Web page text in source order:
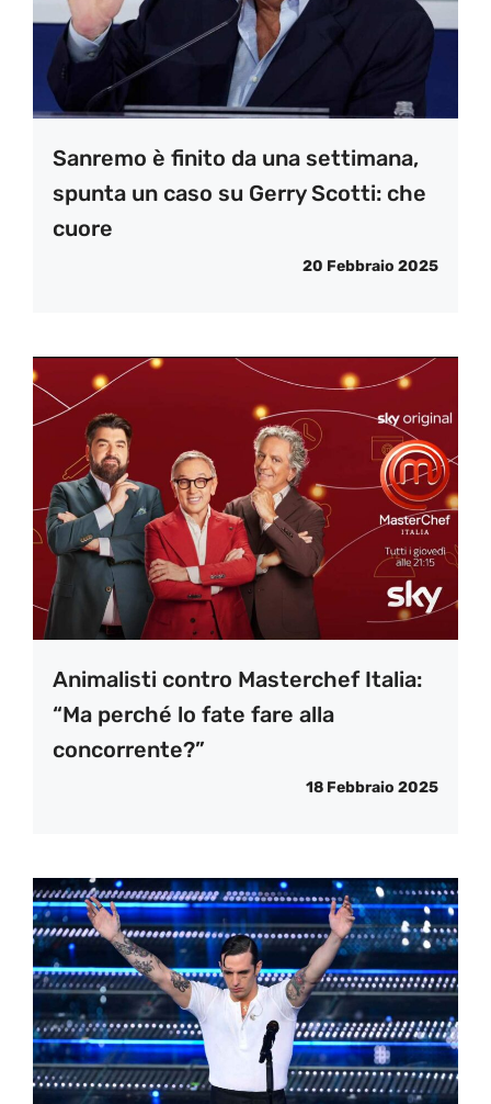
Sanremo è finito da una settimana,
spunta un caso su Gerry Scotti: che
cuore
20 Febbraio 2025
Animalisti contro Masterchef Italia:
“Ma perché lo fate fare alla
concorrente?”
18 Febbraio 2025